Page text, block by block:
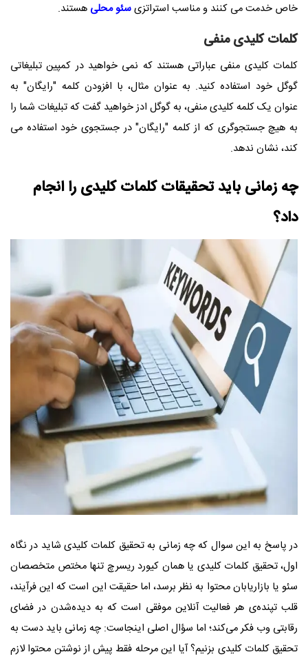
خاص خدمت می کنند و مناسب استراتزیسئو محلی هستند.
کلمات کلیدی منفی
کلمات کلیدی منفی عباراتی هستند که نمی خواهید در کمپین تبلیغاتی
گوگل خود استفاده کنید. به عنوان مثال، با افزودن کلمه "رایگان" به
عنوان یک کلمه کلیدی منفی، به گوگل ادز خواهید گفت که تبلیغات شما را
به هیچ جستجوگری که از کلمه "رایگان" در جستجوی خود استفاده می
کند، نشان ندهد.
چه زمانی باید تحقیقات کلمات کلیدی را انجام
داد؟
در پاسخ به این سوال که چه زمانی به تحقیق کلمات کلیدی شاید در نگاه
اول، تحقیق کلمات کلیدی یا همان کیورد ریسرچ تنها مختص متخصصان
سئو یا بازاریابان محتوا به نظر برسد، اما حقیقت این است که این فرآیند،
قلب تپنده‌ی هر فعالیت آنلاین موفقی است که به دیده‌شدن در فضای
رقابتی وب فکر می‌کند؛ اما سؤال اصلی اینجاست: چه زمانی باید دست به
تحقیق کلمات کلیدی بزنیم؟ آیا این مرحله فقط پیش از نوشتن محتوا لازم